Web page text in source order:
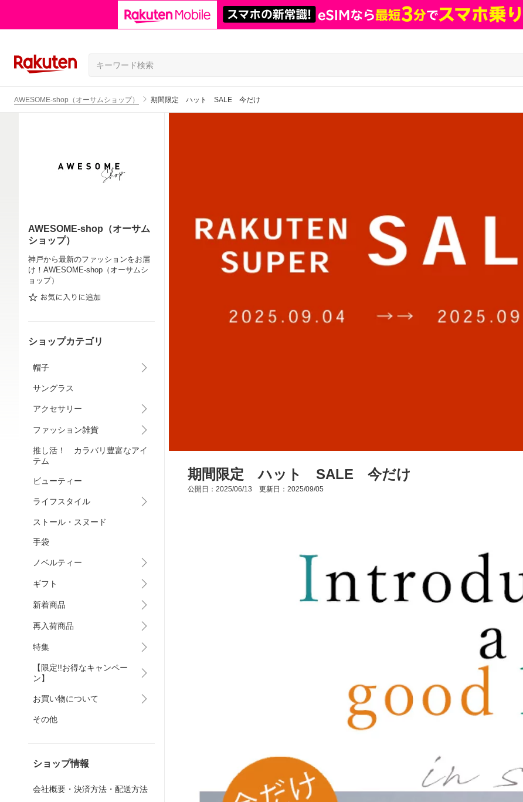
AWESOME-shop（オーサムショップ） 期間限定 ハット SALE 今だけ
AWESOME-shop（オーサム
ショップ）
神戸から最新のファッションをお届
け！AWESOME-shop（オーサムシ
ョップ）
ショップカテゴリ
帽子
サングラス
アクセサリー
ファッション雑貨
推し活！ カラバリ豊富なアイ
テム
ビューティー
ライフスタイル
ストール・スヌード
手袋
ノベルティー
ギフト
新着商品
再入荷商品
特集
【限定!!お得なキャンペー
ン】
お買い物について
その他
ショップ情報
会社概要・決済方法・配送方法
期間限定 ハット SALE 今だけ
公開日：2025/06/13 更新日：2025/09/05